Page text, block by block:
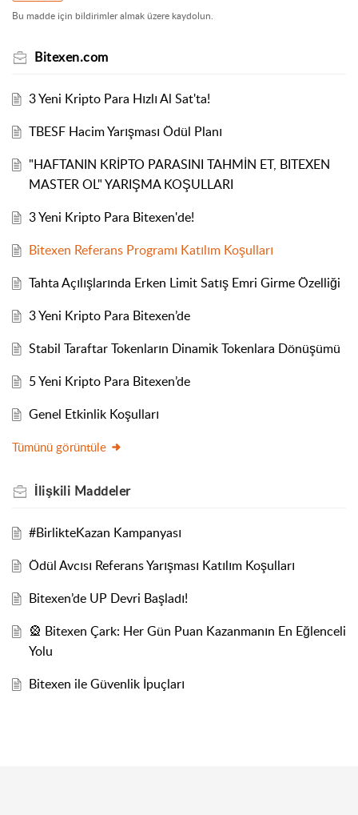
Bu madde için bildirimler almak üzere kaydolun.
Bitexen.com
3 Yeni Kripto Para Hızlı Al Sat'ta!
TBESF Hacim Yarışması Ödül Planı
"HAFTANIN KRİPTO PARASINI TAHMİN ET, BITEXEN
MASTER OL" YARIŞMA KOŞULLARI
3 Yeni Kripto Para Bitexen'de!
Bitexen Referans Programı Katılım Koşulları
Tahta Açılışlarında Erken Limit Satış Emri Girme Özelliği
3 Yeni Kripto Para Bitexen’de
Stabil Taraftar Tokenların Dinamik Tokenlara Dönüşümü
5 Yeni Kripto Para Bitexen’de
Genel Etkinlik Koşulları
Tümünü görüntüle
İlişkili Maddeler
#BirlikteKazan Kampanyası
Ödül Avcısı Referans Yarışması Katılım Koşulları
Bitexen’de UP Devri Başladı!
🎡 Bitexen Çark: Her Gün Puan Kazanmanın En Eğlenceli
Yolu
Bitexen ile Güvenlik İpuçları